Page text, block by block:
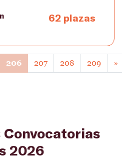
62 plazas
206 207 208 209 »
Convocatorias
2026